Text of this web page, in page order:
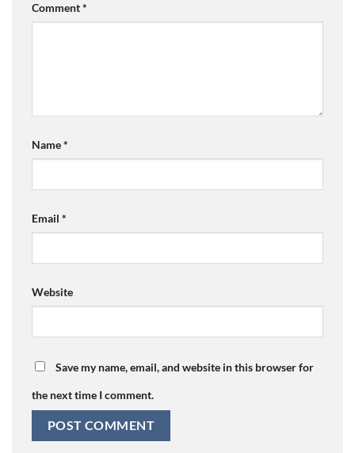
Comment*
Name*
Email *
Website
Save my name, email, and website in this browser for
the next time I comment.